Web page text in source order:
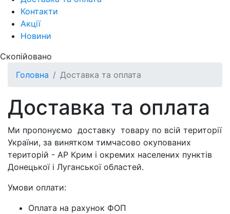
Контакти
Акції
Новини
Скопійовано
Головна
Доставка та оплата
Доставка та оплата
Ми пропонуємо доставку товару по всій території
України, за винятком тимчасово окупованих
територій - АР Крим і окремих населених пунктів
Донецької і Луганської областей.
Умови оплати:
Оплата на рахунок ФОП